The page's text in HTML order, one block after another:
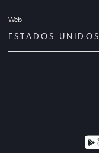
Web
ESTADOS UNIDOS